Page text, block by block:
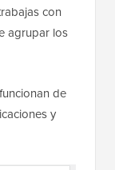
con
agrupar los
de
y